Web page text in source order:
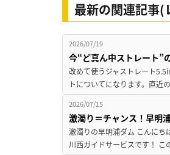
最新の関連記事(
2026/07/19
今“ど真ん中ストレート”
改めて使うジャストレート
トについてになります。直
2026/07/15
激濁り＝チャンス！早明
激濁りの早明浦ダム こんに
川西ガイドサービスです！